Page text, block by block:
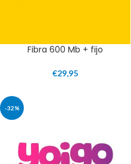
Fibra 600 Mb + fijo
€29,95
-32%